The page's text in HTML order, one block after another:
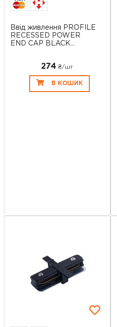
Ввід живлення PROFILE
RECESSED POWER
END CAP BLACK...
274 ₴/шт
В КОШИК